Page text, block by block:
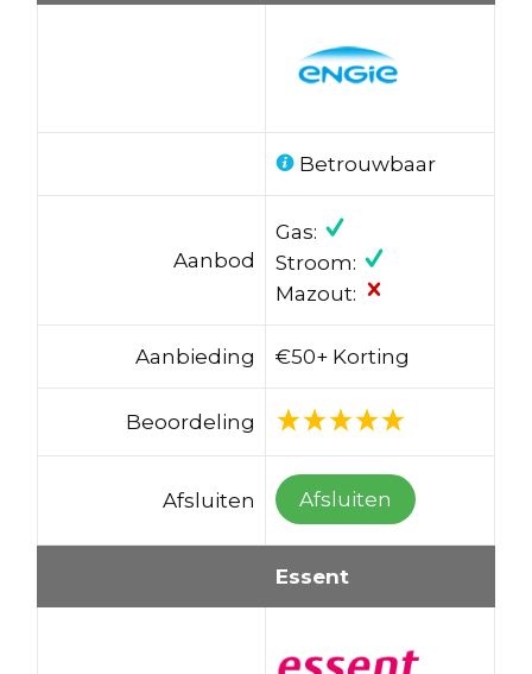
Betrouwbaar
Aanbod
Gas:
Stroom:
Mazout:
Aanbieding €50+ Korting
Beoordeling
Afsluiten Afsluiten
Essent